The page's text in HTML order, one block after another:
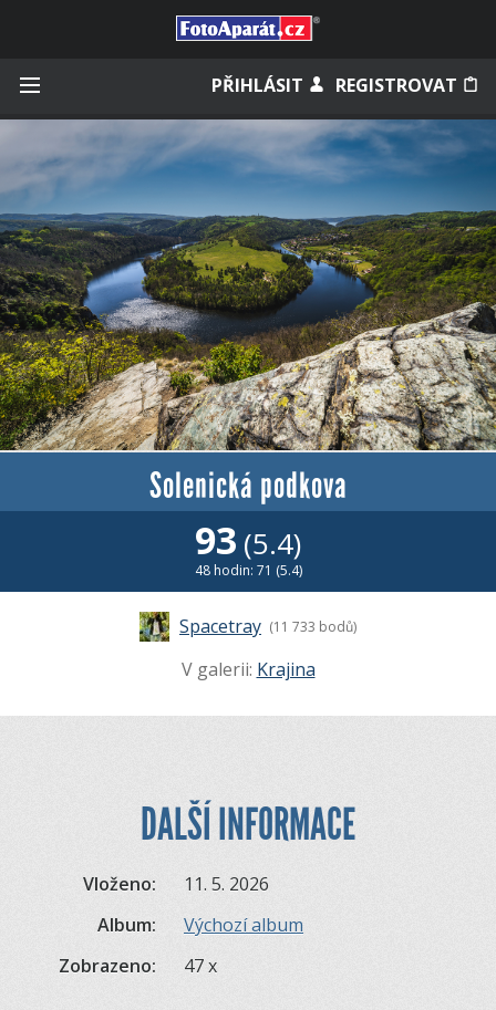
PŘIHLÁSIT REGISTROVAT
Zapamatovat
Zapomněli jste heslo?
Měli jste účet na starém webu?
Solenická podkova
93 (5.4)
48 hodin: 71 (5.4)
Spacetray (11 733 bodů)
V galerii: Krajina
DALŠÍ INFORMACE
Vloženo:
11. 5. 2026
Album:
Výchozí album
Zobrazeno:
47 x